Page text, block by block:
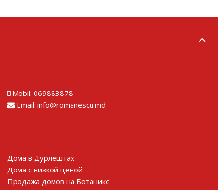
Mobil: 069883878
Email: info@romanescu.md
Дома в Дурлештах
Дома с низкой ценой
Продажа домов на Ботанике